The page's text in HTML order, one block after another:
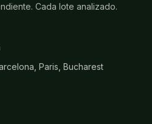
Cada lote analizado.
Paris, Bucharest